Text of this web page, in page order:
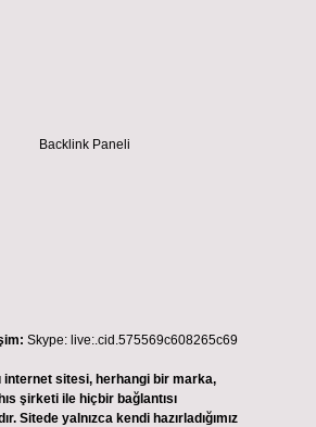
Skype: live:.cid.575569c608265c69
internet sitesi, herhangi bir marka,
şirketi ile hiçbir bağlantısı
Sitede yalnızca kendi hazırladığımız